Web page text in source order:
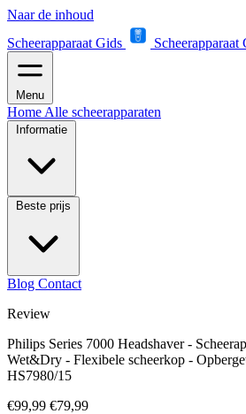
Naar de inhoud
Scheerapparaat Gids
Scheerapparaat
Menu
Home Alle scheerapparaten
Informatie
Beste prijs
Blog Contact
Review
Philips Series 7000 Headshaver -
Wet&Dry - Flexibele scheerkop -
HS7980/15
€99,99 €79,99